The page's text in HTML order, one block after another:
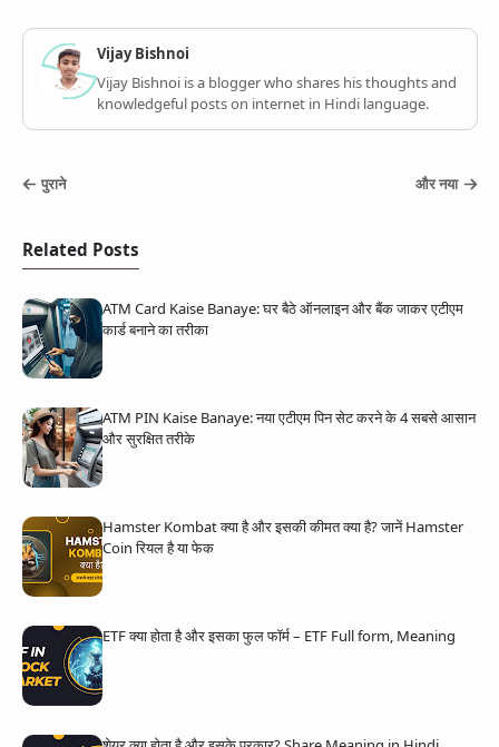
Vijay Bishnoi
Vijay Bishnoi is a blogger who shares his thoughts and
knowledgeful posts on internet in Hindi language.
पुराने और नया
Related Posts
ATM Card Kaise Banaye: घर बैठे ऑनलाइन और बैंक जाकर एटीएम
कार्ड बनाने का तरीका
ATM PIN Kaise Banaye: नया एटीएम पिन सेट करने के 4 सबसे आसान
और सुरक्षित तरीके
Hamster Kombat क्या है और इसकी कीमत क्या है? जानें Hamster
Coin रियल है या फेक
ETF क्या होता है और इसका फुल फॉर्म – ETF Full form, Meaning